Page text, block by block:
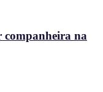
companheira na